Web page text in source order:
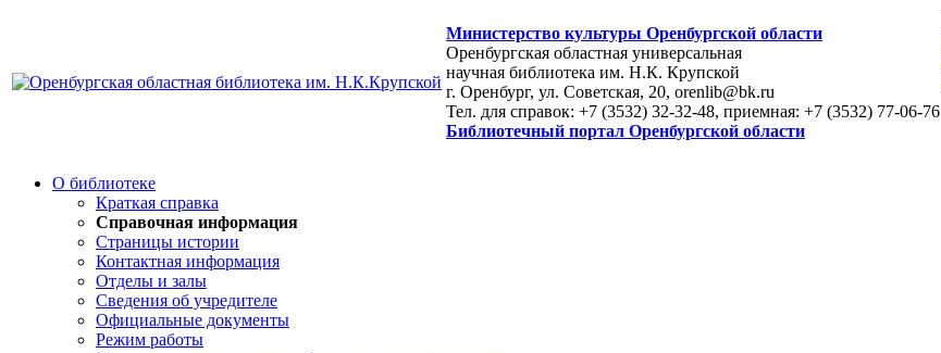
Министерство культуры Оренбургской области
Оренбургская областная универсальная
научная библиотека им. Н.К. Крупской
г. Оренбург, ул. Советская, 20, orenlib@bk.ru
Тел. для справок: +7 (3532) 32-32-48, приемная: +7 (3532) 77-06-76
Библиотечный портал Оренбургской области
О библиотеке
Краткая справка
Справочная информация
Страницы истории
Контактная информация
Отделы и залы
Сведения об учредителе
Официальные документы
Режим работы